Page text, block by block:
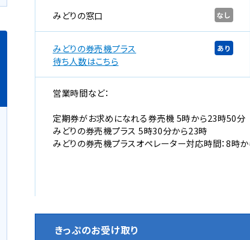
みどりの窓口 なし
みどりの券売機プラス
新
イ
ン
ド
ウ
で
。
待ち人数はこちら
あり
営業時間など：
定期券がお求めになれる券売機 5時から23時50分
みどりの券売機プラス 5時30分から23時
みどりの券売機プラスオペレーター対応時間：8時
きっぷのお受け取り